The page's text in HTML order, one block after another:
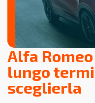
Alfa
lungo
sceglierla